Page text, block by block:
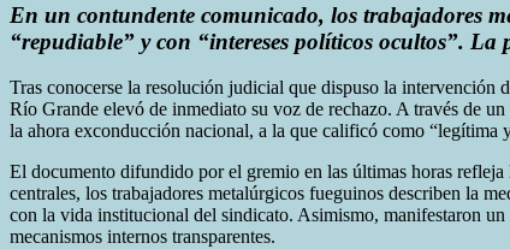
En un contundente comunicado, los trabajadores
“repudiable” y con “intereses políticos ocultos”. La
Tras conocerse la resolución judicial que dispuso la
Río Grande elevó de inmediato su voz de rechazo. A través de
la ahora exconducción nacional, a la que calificó como “legítima
El documento difundido por el gremio en las últimas horas
centrales, los trabajadores metalúrgicos fueguinos describen la
con la vida institucional del sindicato. Asimismo, manifestaron
mecanismos internos transparentes.